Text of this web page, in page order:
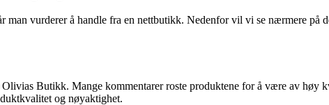
vurderer å handle fra en nettbutikk. Nedenfor vil vi se nærmere på
Butikk. Mange kommentarer roste produktene for å være av høy
og nøyaktighet.